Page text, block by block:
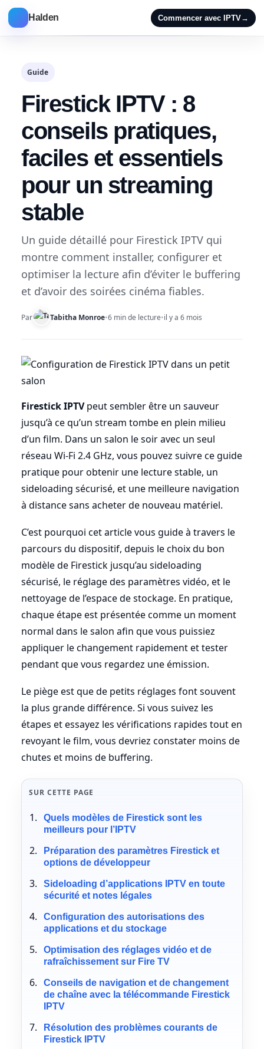
Halden Commencer avec IPTV→
Guide
Firestick IPTV : 8
conseils pratiques,
faciles et essentiels
pour un streaming
stable
Un guide détaillé pour Firestick IPTV qui
montre comment installer, configurer et
optimiser la lecture afin d’éviter le buffering
et d’avoir des soirées cinéma fiables.
Par Tabitha Monroe•6 min de lecture•il y a 6 mois
Firestick IPTVpeut sembler être un sauveur
jusqu’à ce qu’un stream tombe en plein milieu
d’un film. Dans un salon le soir avec un seul
réseau Wi-Fi 2.4 GHz, vous pouvez suivre ce guide
pratique pour obtenir une lecture stable, un
sideloading sécurisé, et une meilleure navigation
à distance sans acheter de nouveau matériel.
C’est pourquoi cet article vous guide à travers le
parcours du dispositif, depuis le choix du bon
modèle de Firestick jusqu’au sideloading
sécurisé, le réglage des paramètres vidéo, et le
nettoyage de l’espace de stockage. En pratique,
chaque étape est présentée comme un moment
normal dans le salon afin que vous puissiez
appliquer le changement rapidement et tester
pendant que vous regardez une émission.
Le piège est que de petits réglages font souvent
la plus grande différence. Si vous suivez les
étapes et essayez les vérifications rapides tout en
revoyant le film, vous devriez constater moins de
chutes et moins de buffering.
SUR CETTE PAGE
Quels modèles de Firestick sont les
meilleurs pour l’IPTV
Préparation des paramètres Firestick et
options de développeur
Sideloading d’applications IPTV en toute
sécurité et notes légales
Configuration des autorisations des
applications et du stockage
Optimisation des réglages vidéo et de
rafraîchissement sur Fire TV
Conseils de navigation et de changement
de chaîne avec la télécommande Firestick
IPTV
Résolution des problèmes courants de
Firestick IPTV